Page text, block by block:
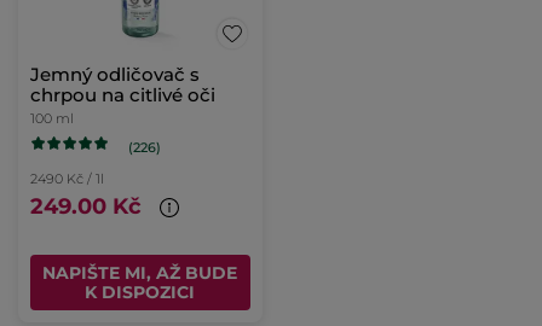
Jemný odličovač s
chrpou na citlivé oči
100 ml
(226)
2490 Kč / 1l
249.00 Kč
NAPIŠTE MI, AŽ BUDE
K DISPOZICI